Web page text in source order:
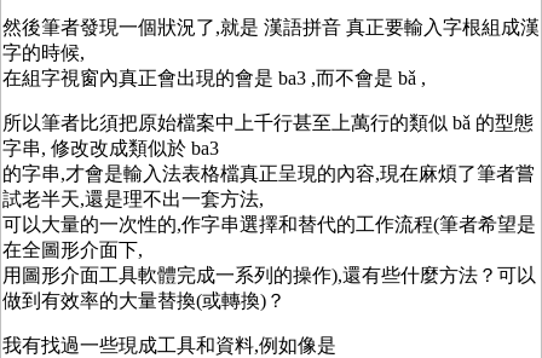
然後筆者發現一個狀況了,就是 漢語拼音 真正要輸入字根組成漢
字的時候,
在組字視窗內真正會出現的會是 ba3 ,而不會是 bǎ ,
所以筆者比須把原始檔案中上千行甚至上萬行的類似 bǎ 的型態
字串, 修改改成類似於 ba3
的字串,才會是輸入法表格檔真正呈現的內容,現在麻煩了筆者嘗
試老半天,還是理不出一套方法,
可以大量的一次性的,作字串選擇和替代的工作流程(筆者希望是
在全圖形介面下,
用圖形介面工具軟體完成一系列的操作),還有些什麼方法？可以
做到有效率的大量替換(或轉換)？
我有找過一些現成工具和資料,例如像是